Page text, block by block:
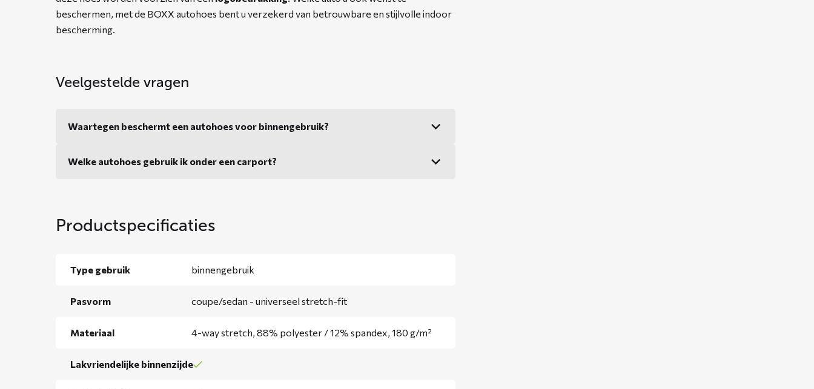
beschermen, met de BOXX autohoes bent u verzekerd van betrouwbare en stijlvolle indoor
bescherming.
Veelgestelde vragen
Waartegen beschermt een autohoes voor binnengebruik?
Welke autohoes gebruik ik onder een carport?
Productspecificaties
Type gebruik binnengebruik
Pasvorm coupe/sedan - universeel stretch-fit
Materiaal 4-way stretch, 88% polyester / 12% spandex, 180 g/m²
Lakvriendelijke binnenzijde